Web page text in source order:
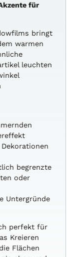
für
bringt
warmen
leuchten
begrenzte
oder
Untergründe
perfekt für
Kreieren
Flächen